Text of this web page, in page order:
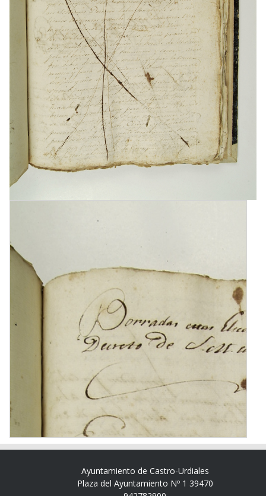
Ayuntamiento de Castro-Urdiales
Plaza del Ayuntamiento Nº 1 39470